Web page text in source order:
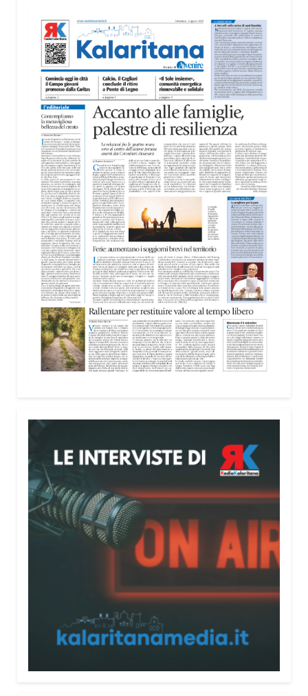
con disabilità nelle attività dell’OAMI al supporto nei
centri di accoglienza per migranti, dove
contribuiscono anche alla cura degli spazi comuni.
«Prendersi cura degli ambienti significa favorire
accoglienza e dignità», racconta Alessandro
Adimari.
Tra i partecipanti anche i seminaristi, impegnati
accanto agli anziani della casa di riposo Cristo Re.
«Un’esperienza di crescita umana e spirituale che
rafforza la vocazione al servizio», sottolinea
Cristiano Pani.
Il programma dedica spazio anche ai temi della
pace e della cooperazione nel Mediterraneo. Oggi
pomeriggio, alla Mediateca del Mediterraneo
(MEM), l’incontro con l’arcivescovo monsignor
Giuseppe Baturi ha approfondito il ruolo dei giovani
nella costruzione di ponti tra culture e popoli, con
un confronto inserito nel percorso “Cagliari Città
della Pace e del Mediterraneo”, progetto che
promuove il dialogo e la collaborazione tra le
libanese del Consiglio dei Giovani del
Mediterraneo della CEI: «Il campo è molto più di
un’esperienza di volontariato: è un’opportunità per
costruire relazioni attraverso il servizio, linguaggio
universale capace di unire persone diverse».
Condividi:
X WhatsApp
E-mail Stampa